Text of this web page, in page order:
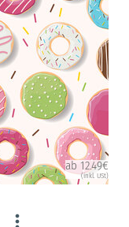
ab 12.49€
(inkl. USt)